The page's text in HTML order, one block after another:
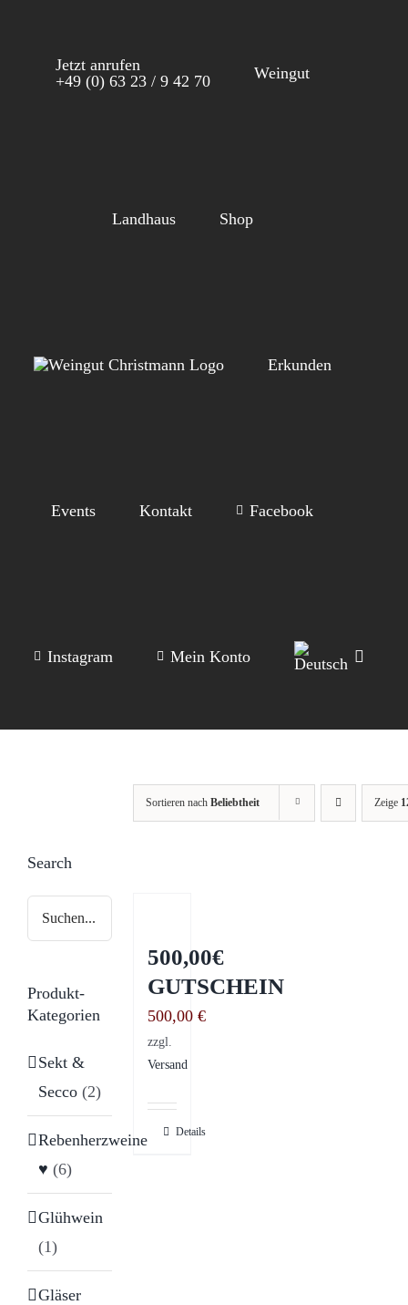
Jetzt anrufen
+49 (0) 63 23 / 9 42 70
Weingut
Landhaus Shop
Erkunden
Events Kontakt Facebook
Instagram Mein Konto
Sortieren nachBeliebtheit Zeige
500,00€
GUTSCHEIN
500,00€
zzgl.
Versand
Details
Search
Produkt-
Kategorien
Sekt &
Secco (2)
Rebenherzweine
♥ (6)
Glühwein
(1)
Gläser